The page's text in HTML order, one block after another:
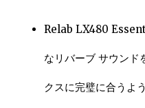
Relab LX480
なリバーブ サウンド
クスに完璧に合うよ